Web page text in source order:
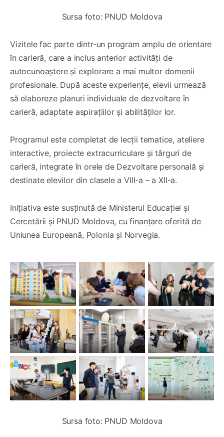
Sursa foto: PNUD Moldova
Vizitele fac parte dintr-un program amplu de orientare
în carieră, care a inclus anterior activități de
autocunoaștere și explorare a mai multor domenii
profesionale. După aceste experiențe, elevii urmează
să elaboreze planuri individuale de dezvoltare în
carieră, adaptate aspirațiilor și abilităților lor.
Programul este completat de lecții tematice, ateliere
interactive, proiecte extracurriculare și târguri de
carieră, integrate în orele de Dezvoltare personală și
destinate elevilor din clasele a VIII-a – a XII-a.
Inițiativa este susținută de Ministerul Educației și
Cercetării și PNUD Moldova, cu finanțare oferită de
Uniunea Europeană, Polonia și Norvegia.
Sursa foto: PNUD Moldova